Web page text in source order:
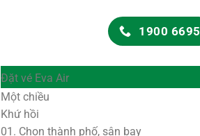
1900 6695
Đặt vé Eva Air
Một chiều
Khứ hồi
01. Chọn thành phố, sân bay